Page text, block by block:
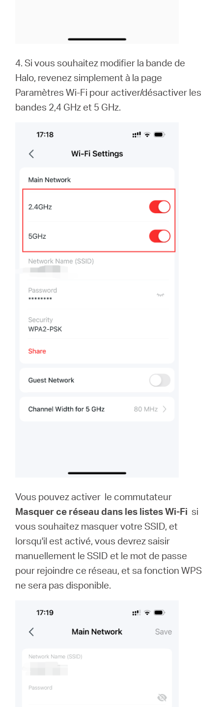
4. Si vous souhaitez modifier la bande de
Halo, revenez simplement à la page
Paramètres Wi-Fi pour activer/désactiver les
bandes 2,4 GHz et 5 GHz.
Vous pouvez activer le commutateur
Masquer ce réseau dans les listes Wi-Fi si
vous souhaitez masquer votre SSID, et
lorsqu'il est activé, vous devrez saisir
manuellement le SSID et le mot de passe
pour rejoindre ce réseau, et sa fonction WPS
ne sera pas disponible.